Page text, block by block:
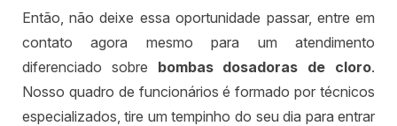
Então, não deixe essa oportunidade passar, entre em
contato agora mesmo para um atendimento
diferenciado sobre bombas dosadoras de cloro.
Nosso quadro de funcionários é formado por técnicos
especializados, tire um tempinho do seu dia para entrar